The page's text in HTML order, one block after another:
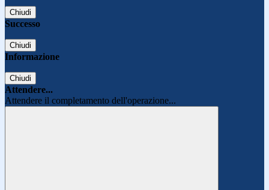
Chiudi
Successo
Chiudi
Informazione
Chiudi
Attendere...
Attendere il completamento dell'operazione...